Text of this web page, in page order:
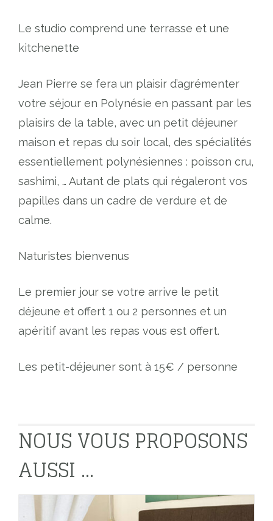
Le studio comprend une terrasse et une
kitchenette
Jean Pierre se fera un plaisir d’agrémenter
votre séjour en Polynésie en passant par les
plaisirs de la table, avec un petit déjeuner
maison et repas du soir local, des spécialités
essentiellement polynésiennes : poisson cru,
sashimi, … Autant de plats qui régaleront vos
papilles dans un cadre de verdure et de
calme.
Naturistes bienvenus
Le premier jour se votre arrive le petit
déjeune et offert 1 ou 2 personnes et un
apéritif avant les repas vous est offert.
Les petit-déjeuner sont à 15€ / personne
NOUS VOUS PROPOSONS
AUSSI ...